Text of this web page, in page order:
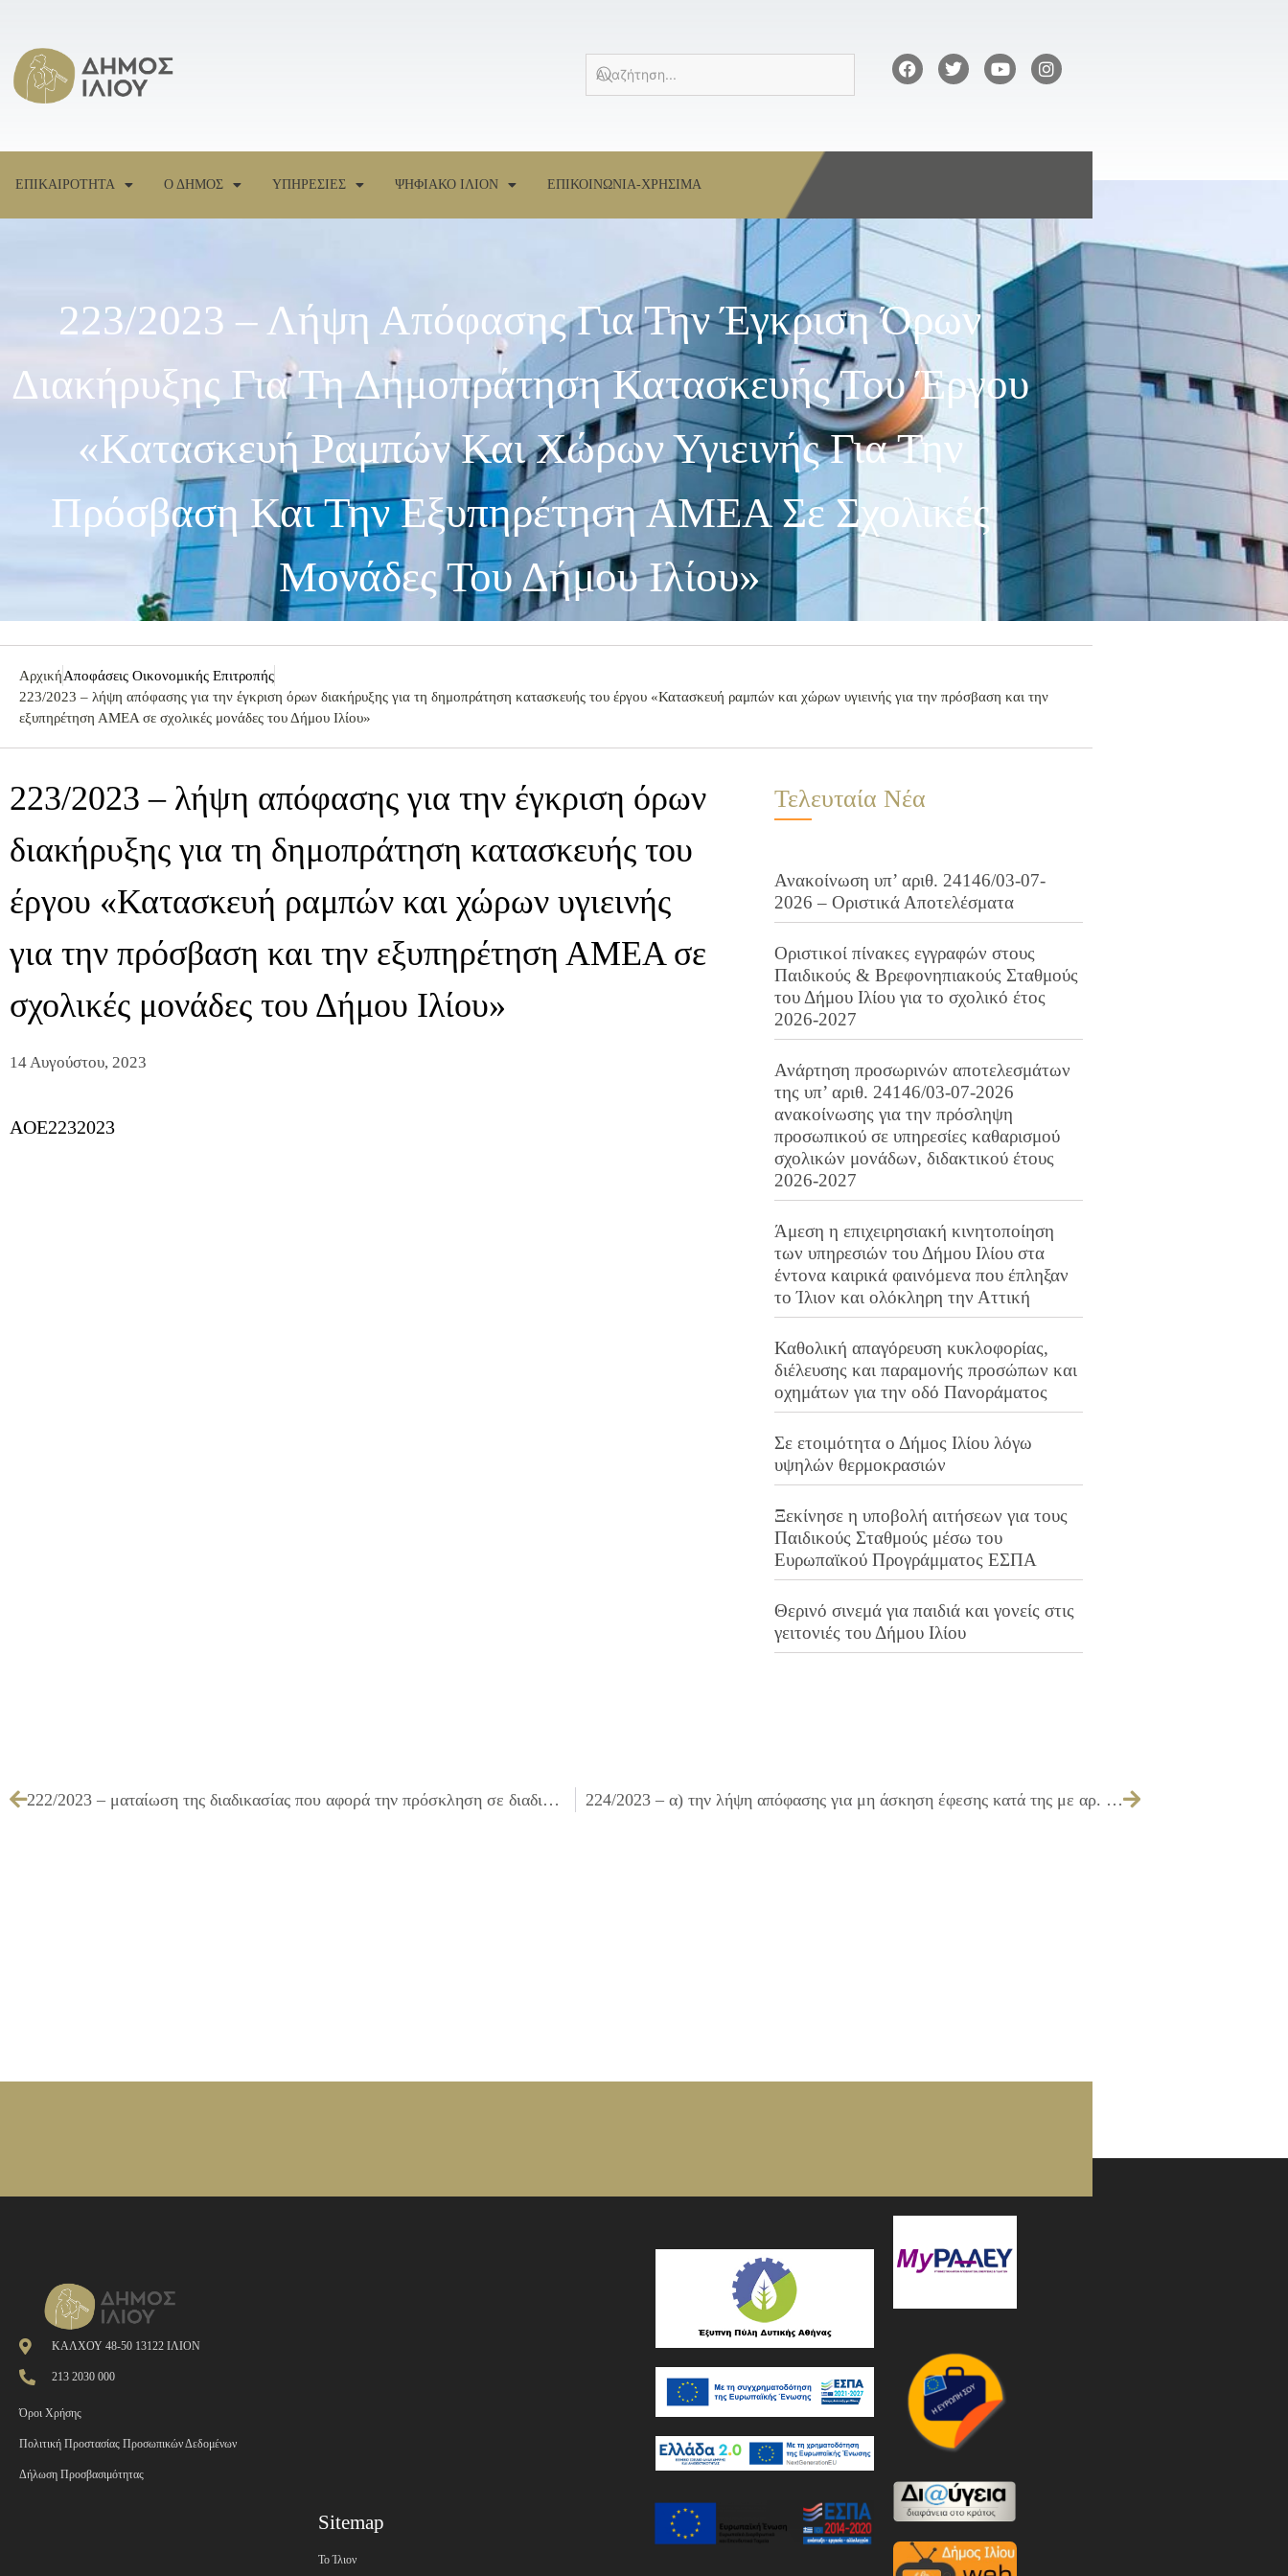
ΕΠΙΚΑΙΡΟΤΗΤΑ Ο ΔΗΜΟΣ ΥΠΗΡΕΣΙΕΣ ΨΗΦΙΑΚΟ ΙΛΙΟΝ ΕΠΙΚΟΙΝΩΝΙΑ-ΧΡΗΣΙΜΑ
223/2023 – Λήψη Απόφασης Για Την Έγκριση Όρων
Διακήρυξης Για Τη Δημοπράτηση Κατασκευής Του Έργου
«Κατασκευή Ραμπών Και Χώρων Υγιεινής Για Την
Πρόσβαση Και Την Εξυπηρέτηση ΑΜΕΑ Σε Σχολικές
Μονάδες Του Δήμου Ιλίου»
ΑρχικήΑποφάσεις Οικονομικής Επιτροπής
223/2023 – λήψη απόφασης για την έγκριση όρων διακήρυξης για τη δημοπράτηση κατασκευής του έργου «Κατασκευή ραμπών και χώρων υγιεινής για την πρόσβαση και την
εξυπηρέτηση ΑΜΕΑ σε σχολικές μονάδες του Δήμου Ιλίου»
223/2023 – λήψη απόφασης για την έγκριση όρων
διακήρυξης για τη δημοπράτηση κατασκευής του
έργου «Κατασκευή ραμπών και χώρων υγιεινής
για την πρόσβαση και την εξυπηρέτηση ΑΜΕΑ σε
σχολικές μονάδες του Δήμου Ιλίου»
14 Αυγούστου, 2023
AOE2232023
Τελευταία Νέα
Ανακοίνωση υπ’ αριθ. 24146/03-07-
2026 – Οριστικά Αποτελέσματα
Οριστικοί πίνακες εγγραφών στους
Παιδικούς & Βρεφονηπιακούς Σταθμούς
του Δήμου Ιλίου για το σχολικό έτος
2026-2027
Ανάρτηση προσωρινών αποτελεσμάτων
της υπ’ αριθ. 24146/03-07-2026
ανακοίνωσης για την πρόσληψη
προσωπικού σε υπηρεσίες καθαρισμού
σχολικών μονάδων, διδακτικού έτους
2026-2027
Άμεση η επιχειρησιακή κινητοποίηση
των υπηρεσιών του Δήμου Ιλίου στα
έντονα καιρικά φαινόμενα που έπληξαν
το Ίλιον και ολόκληρη την Αττική
Καθολική απαγόρευση κυκλοφορίας,
διέλευσης και παραμονής προσώπων και
οχημάτων για την οδό Πανοράματος
Σε ετοιμότητα ο Δήμος Ιλίου λόγω
υψηλών θερμοκρασιών
Ξεκίνησε η υποβολή αιτήσεων για τους
Παιδικούς Σταθμούς μέσω του
Ευρωπαϊκού Προγράμματος ΕΣΠΑ
Θερινό σινεμά για παιδιά και γονείς στις
γειτονιές του Δήμου Ιλίου
222/2023 – ματαίωση της διαδικασίας που αφορά την πρόσκληση σε διαδικασία διαπραγμάτευσης χωρίς προηγούμενη δημοσίευση βάσει του άρθρο 32 του Ν. 4412/16, με αριθμ. 53982/14.07.2023 για τη «Δημιουργία παιδικής χαράς στο Ο.Τ. 693Α του Δήμου Ιλίου» 224/2023 – α) την λήψη απόφασης για μη άσκηση έφεσης κατά της με αρ. 9767/2023 Απόφασης του Διοικητικού Πρωτοδικείου Αθηνών β) καταβολή αποζημίωσης στον Ιωάννη Κροκίδα του Νικολάου
ΚΑΛΧΟΥ 48-50 13122 ΙΛΙΟΝ
213 2030 000
Όροι Χρήσης
Πολιτική Προστασίας Προσωπικών Δεδομένων
Δήλωση Προσβασιμότητας
Sitemap
Το Ίλιον